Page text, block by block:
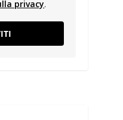
privacy.